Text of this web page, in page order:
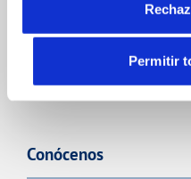
Permitir
MANTENIMIENTO Y
BEBEDEROS
Conócenos